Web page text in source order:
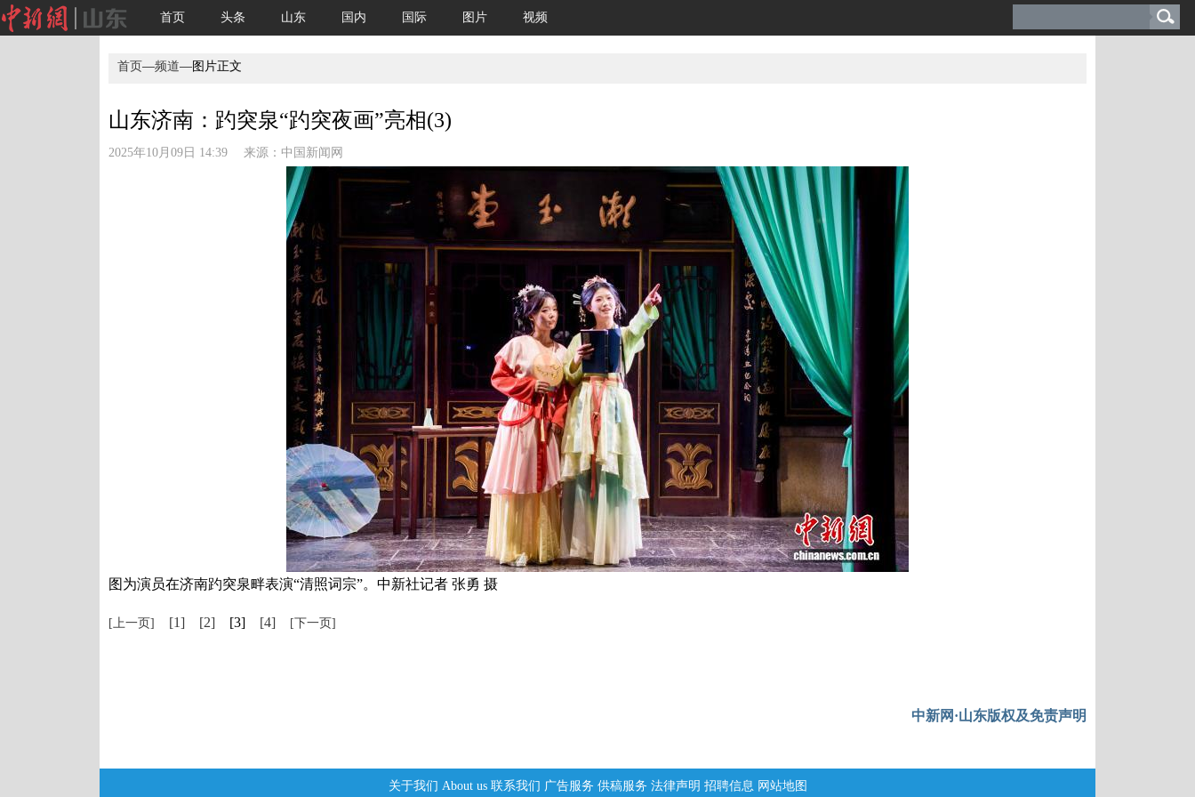
首页 头条 山东 国内 国际 图片 视频
首页—频道—图片正文
山东济南：趵突泉“趵突夜画”亮相(3)
2025年10月09日 14:39 来源： 中国新闻网
图为演员在济南趵突泉畔表演“清照词宗”。中新社记者 张勇 摄
[上一页] [1] [2] [3] [4] [下一页]
中新网·山东版权及免责声明
关于我们 About us 联系我们 广告服务 供稿服务 法律声明 招聘信息 网站地图